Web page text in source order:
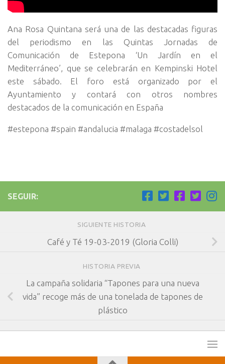
Ana Rosa Quintana será una de las destacadas figuras
del periodismo en las Quintas Jornadas de
Comunicación de Estepona ‘Un Jardín en el
Mediterráneo’, que se celebrarán en Kempinski Hotel
este sábado. El foro está organizado por el
Ayuntamiento y contará con otros nombres
destacados de la comunicación en España
#estepona #spain #andalucia #malaga #costadelsol
SEGUIR:
SIGUIENTE HISTORIA
Café y Té 19-03-2019 (Gloria Colli)
HISTORIA PREVIA
La campaña solidaria “Tapones para una nueva
vida” recoge más de una tonelada de tapones de
plástico